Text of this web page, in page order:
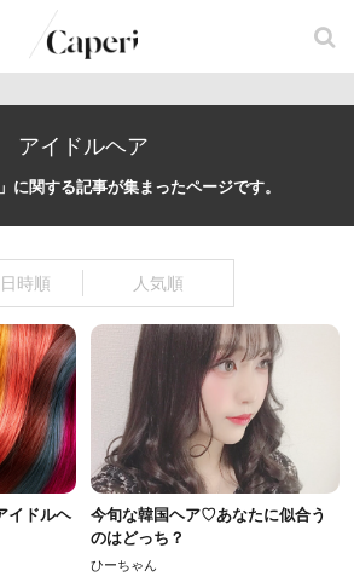
アイドルヘア
に関する記事が集まったページです。
時順 人気順
イドルヘ
今旬な韓国ヘア♡あなたに似合う
のはどっち？
ひーちゃん